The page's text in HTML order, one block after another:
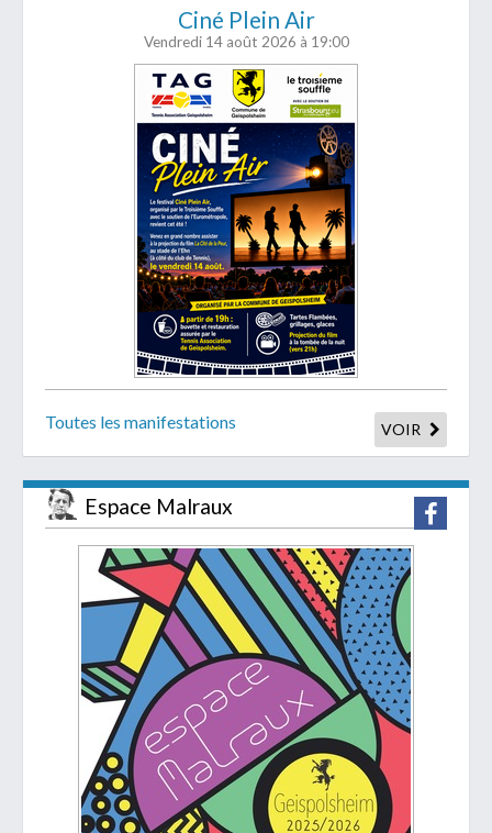
Ciné Plein Air
Vendredi 14 août 2026 à 19:00
Toutes les manifestations VOIR
Espace Malraux